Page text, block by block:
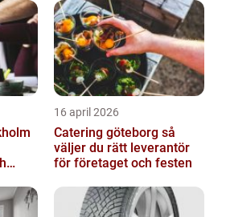
16 april 2026
Catering göteborg så
väljer du rätt leverantör
för företaget och festen